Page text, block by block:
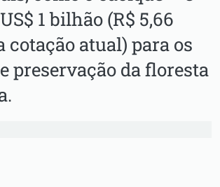
1 bilhão (R$ 5,66
cotação atual) para os
preservação da floresta